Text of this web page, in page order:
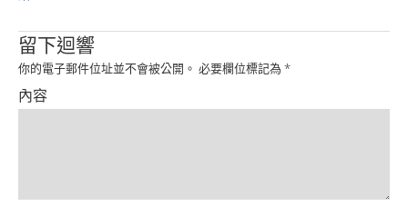
留下迴響
你的電子郵件位址並不會被公開。 必要欄位標記為 *
內容